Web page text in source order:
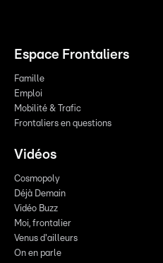
Espace Frontaliers
Famille
Emploi
Mobilité & Trafic
Frontaliers en questions
Vidéos
Cosmopoly
Déjà Demain
Vidéo Buzz
Moi, frontalier
Venus d'ailleurs
On en parle